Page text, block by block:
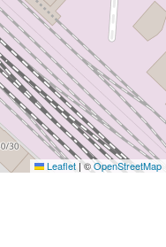
Leaflet |©OpenStreetMap